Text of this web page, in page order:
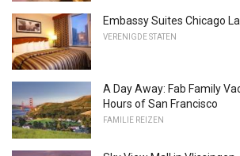
Embassy Suites Chicago
VERENIGDE STATEN
A Day Away: Fab Family
Hours of San Francisco
FAMILIE REIZEN